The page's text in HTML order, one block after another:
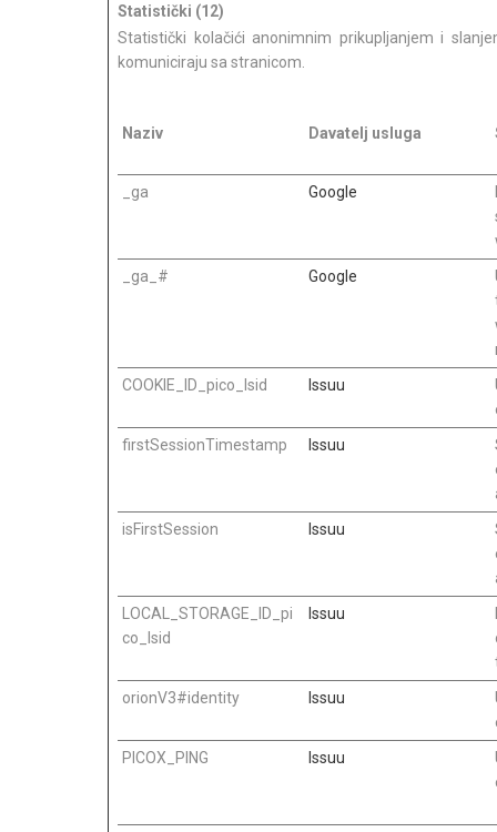
Statistički (12)
Statistički kolačići anonimnim prikupljanjem i
komuniciraju sa stranicom.
Naziv Davatelj usluga
_ga Google
_ga_#
Google
COOKIE_ID_pico_lsid
Issuu
firstSessionTimestamp
Issuu
isFirstSession
Issuu
LOCAL_STORAGE_ID_pi
co_lsid
Issuu
orionV3#identity
Issuu
PICOX_PING
Issuu